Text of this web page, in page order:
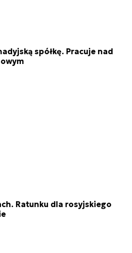
spółkę. Pracuje nad
Ratunku dla rosyjskiego